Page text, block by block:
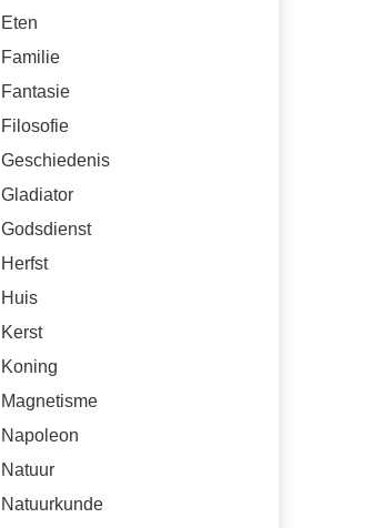
Eten
Familie
Fantasie
Filosofie
Geschiedenis
Gladiator
Godsdienst
Herfst
Huis
Kerst
Koning
Magnetisme
Napoleon
Natuur
Natuurkunde